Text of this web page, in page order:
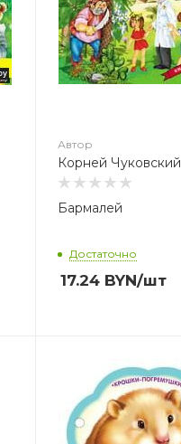
Автор
Корней Чуковский
Бармалей
Достаточно
17.24BYN/шт